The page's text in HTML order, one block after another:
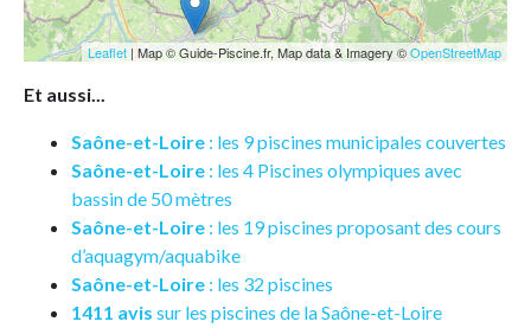
Leaflet | Map © Guide-Piscine.fr, Map data & Imagery ©OpenStreetMap
Et aussi...
Saône-et-Loire : les 9 piscines municipales couvertes
Saône-et-Loire : les 4 Piscines olympiques avec
bassin de 50 mètres
Saône-et-Loire : les 19 piscines proposant des cours
d’aquagym/aquabike
Saône-et-Loire : les 32 piscines
1411 avis sur les piscines de la Saône-et-Loire